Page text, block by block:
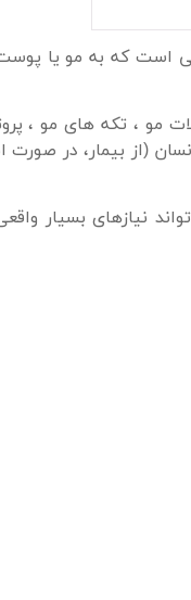
است که به مو یا
مو ، تکه های مو ،
(از بیمار، در صورت
نیازهای بسیار